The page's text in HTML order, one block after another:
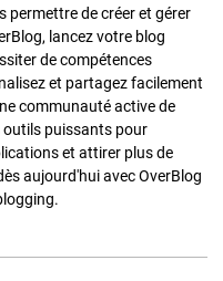
permettre de créer et gérer
lancez votre blog
de compétences
et partagez facilement
communauté active de
outils puissants pour
et attirer plus de
aujourd'hui avec OverBlog